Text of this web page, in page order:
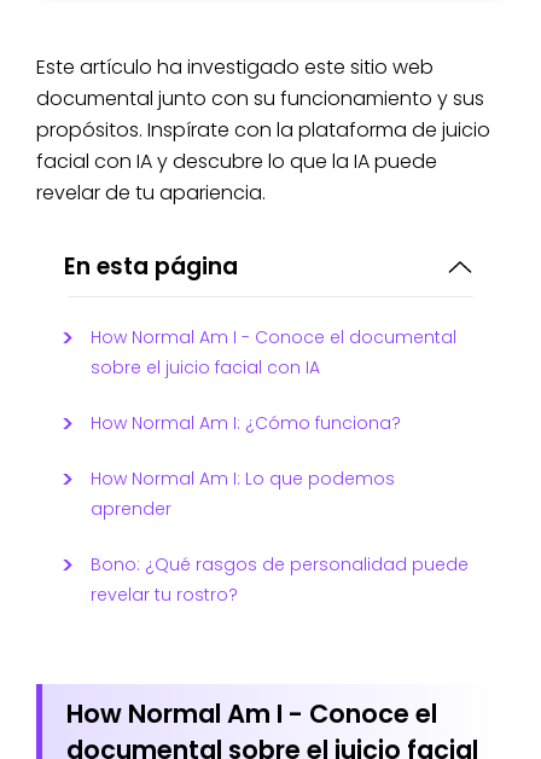
Este artículo ha investigado este sitio web
documental junto con su funcionamiento y sus
propósitos. Inspírate con la plataforma de juicio
facial con IA y descubre lo que la IA puede
revelar de tu apariencia.
En esta página
How Normal Am I - Conoce el documental
sobre el juicio facial con IA
How Normal Am I: ¿Cómo funciona?
How Normal Am I: Lo que podemos
aprender
Bono: ¿Qué rasgos de personalidad puede
revelar tu rostro?
How Normal Am I - Conoce el
documental sobre el juicio facial